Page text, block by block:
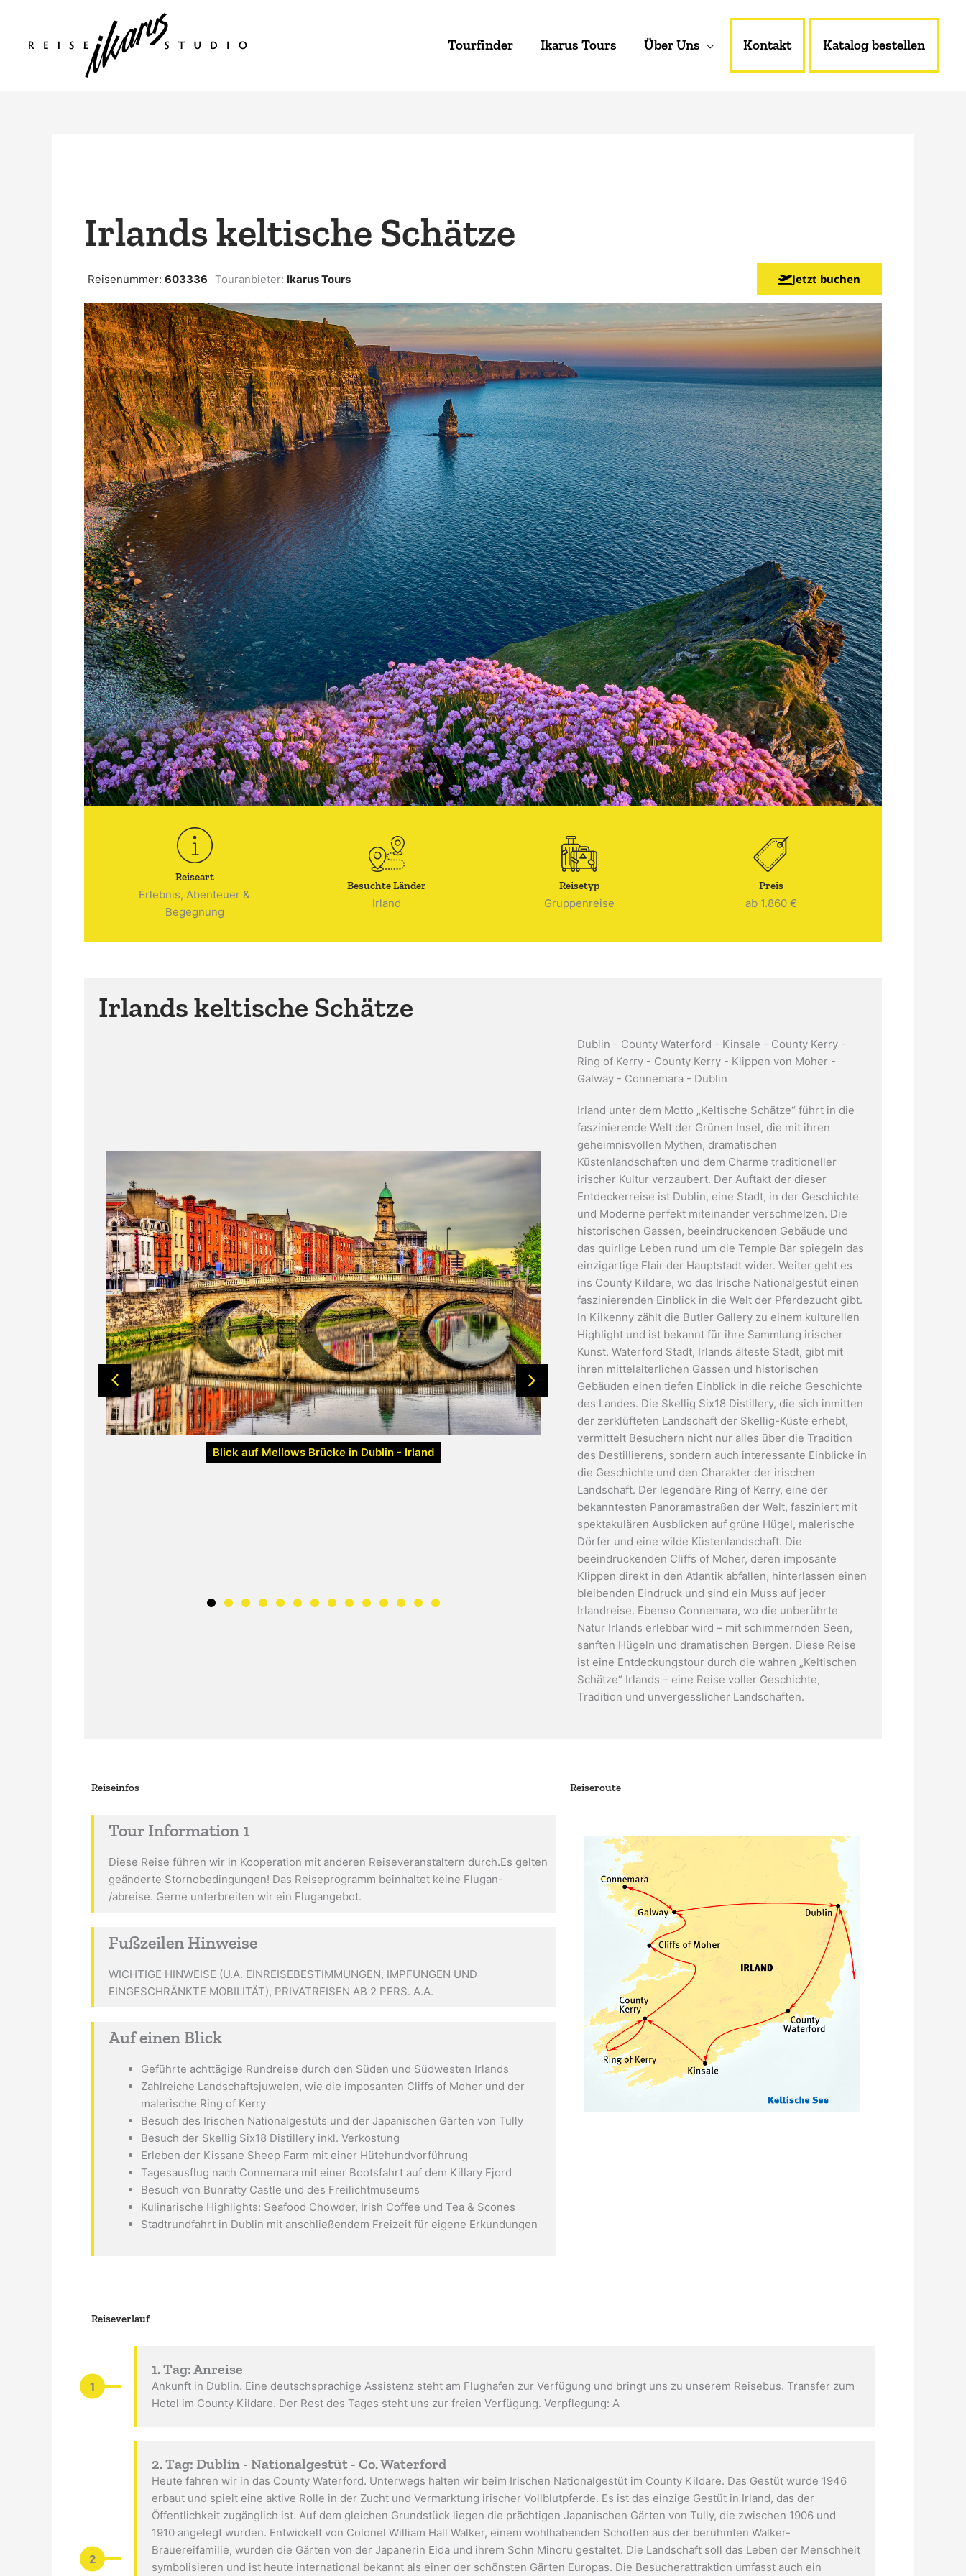
springen
Tourfinder Ikarus Tours Über Uns Kontakt Katalog bestellen
Irlands keltische Schätze
Reisenummer: 603336 Touranbieter: Ikarus Tours Jetzt buchen
Reiseart
Erlebnis, Abenteuer &
Begegnung
Besuchte Länder
Irland
Reisetyp
Gruppenreise
Preis
ab 1.860 €
Irlands keltische Schätze
Blick auf Mellows Brücke in Dublin - Irland
Wunderbare Landschaft am Ring of Kerry
Dublin - County Waterford - Kinsale - County Kerry -
Ring of Kerry - County Kerry - Klippen von Moher -
Galway - Connemara - Dublin
Irland unter dem Motto „Keltische Schätze“ führt in die
faszinierende Welt der Grünen Insel, die mit ihren
geheimnisvollen Mythen, dramatischen
Küstenlandschaften und dem Charme traditioneller
irischer Kultur verzaubert. Der Auftakt der dieser
Entdeckerreise ist Dublin, eine Stadt, in der Geschichte
und Moderne perfekt miteinander verschmelzen. Die
historischen Gassen, beeindruckenden Gebäude und
das quirlige Leben rund um die Temple Bar spiegeln das
einzigartige Flair der Hauptstadt wider. Weiter geht es
ins County Kildare, wo das Irische Nationalgestüt einen
faszinierenden Einblick in die Welt der Pferdezucht gibt.
In Kilkenny zählt die Butler Gallery zu einem kulturellen
Highlight und ist bekannt für ihre Sammlung irischer
Kunst. Waterford Stadt, Irlands älteste Stadt, gibt mit
ihren mittelalterlichen Gassen und historischen
Gebäuden einen tiefen Einblick in die reiche Geschichte
des Landes. Die Skellig Six18 Distillery, die sich inmitten
der zerklüfteten Landschaft der Skellig-Küste erhebt,
vermittelt Besuchern nicht nur alles über die Tradition
des Destillierens, sondern auch interessante Einblicke in
die Geschichte und den Charakter der irischen
Landschaft. Der legendäre Ring of Kerry, eine der
bekanntesten Panoramastraßen der Welt, fasziniert mit
spektakulären Ausblicken auf grüne Hügel, malerische
Dörfer und eine wilde Küstenlandschaft. Die
beeindruckenden Cliffs of Moher, deren imposante
Klippen direkt in den Atlantik abfallen, hinterlassen einen
bleibenden Eindruck und sind ein Muss auf jeder
Irlandreise. Ebenso Connemara, wo die unberührte
Natur Irlands erlebbar wird – mit schimmernden Seen,
sanften Hügeln und dramatischen Bergen. Diese Reise
ist eine Entdeckungstour durch die wahren „Keltischen
Schätze“ Irlands – eine Reise voller Geschichte,
Tradition und unvergesslicher Landschaften.
Reiseinfos
Tour Information 1
Diese Reise führen wir in Kooperation mit anderen Reiseveranstaltern durch.Es gelten
geänderte Stornobedingungen! Das Reiseprogramm beinhaltet keine Flugan-
/abreise. Gerne unterbreiten wir ein Flugangebot.
Fußzeilen Hinweise
WICHTIGE HINWEISE (U.A. EINREISEBESTIMMUNGEN, IMPFUNGEN UND
EINGESCHRÄNKTE MOBILITÄT), PRIVATREISEN AB 2 PERS. A.A.
Auf einen Blick
Geführte achttägige Rundreise durch den Süden und Südwesten Irlands
Zahlreiche Landschaftsjuwelen, wie die imposanten Cliffs of Moher und der
malerische Ring of Kerry
Besuch des Irischen Nationalgestüts und der Japanischen Gärten von Tully
Besuch der Skellig Six18 Distillery inkl. Verkostung
Erleben der Kissane Sheep Farm mit einer Hütehundvorführung
Tagesausflug nach Connemara mit einer Bootsfahrt auf dem Killary Fjord
Besuch von Bunratty Castle und des Freilichtmuseums
Kulinarische Highlights: Seafood Chowder, Irish Coffee und Tea & Scones
Stadtrundfahrt in Dublin mit anschließendem Freizeit für eigene Erkundungen
Reiseroute
Reiseverlauf
1
1. Tag: Anreise
Ankunft in Dublin. Eine deutschsprachige Assistenz steht am Flughafen zur Verfügung und bringt uns zu unserem Reisebus. Transfer zum
Hotel im County Kildare. Der Rest des Tages steht uns zur freien Verfügung. Verpflegung: A
2
2. Tag: Dublin - Nationalgestüt - Co. Waterford
Heute fahren wir in das County Waterford. Unterwegs halten wir beim Irischen Nationalgestüt im County Kildare. Das Gestüt wurde 1946
erbaut und spielt eine aktive Rolle in der Zucht und Vermarktung irischer Vollblutpferde. Es ist das einzige Gestüt in Irland, das der
Öffentlichkeit zugänglich ist. Auf dem gleichen Grundstück liegen die prächtigen Japanischen Gärten von Tully, die zwischen 1906 und
1910 angelegt wurden. Entwickelt von Colonel William Hall Walker, einem wohlhabenden Schotten aus der berühmten Walker-
Brauereifamilie, wurden die Gärten von der Japanerin Eida und ihrem Sohn Minoru gestaltet. Die Landschaft soll das Leben der Menschheit
symbolisieren und ist heute international bekannt als einer der schönsten Gärten Europas. Die Besucherattraktion umfasst auch ein